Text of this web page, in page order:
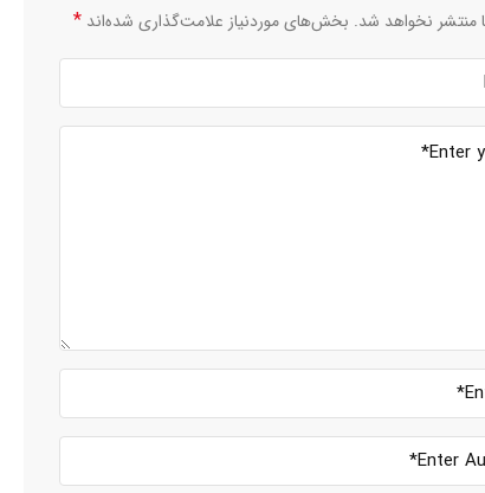
منتشر نخواهد شد. بخش‌های موردنیاز علامت‌گذاری شده‌اند*